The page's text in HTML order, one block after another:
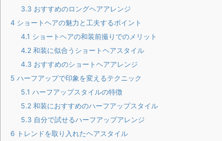
3.3 おすすめのロングヘアアレンジ
4 ショートヘアの魅力と工夫するポイント
4.1 ショートヘアの和装前撮りでのメリット
4.2 和装に似合うショートヘアスタイル
4.3 おすすめのショートヘアアレンジ
5 ハーフアップで印象を変えるテクニック
5.1 ハーフアップスタイルの特徴
5.2 和装におすすめのハーフアップスタイル
5.3 自分で試せるハーフアップアレンジ
6 トレンドを取り入れたヘアスタイル